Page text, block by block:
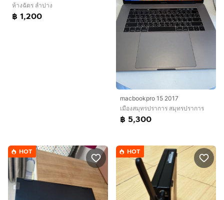
ห้างฉัตร ลำปาง
฿ 1,200
macbookpro 15 2017
เมืองสมุทรปราการ สมุทรปราการ
฿ 5,300
HOT HOT